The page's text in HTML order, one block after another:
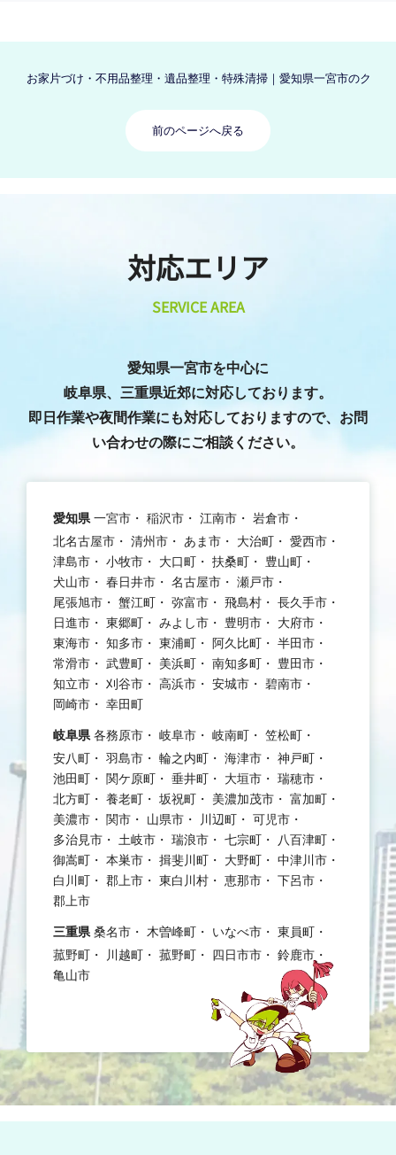
お家片づけ・不用品整理・遺品整理・特殊清掃｜愛知県一宮市のクリ
前のページへ戻る
対応エリア
SERVICE AREA
愛知県一宮市を中心に
岐阜県、三重県近郊に対応しております。
即日作業や夜間作業にも対応しておりますので、お問
い合わせの際にご相談ください。
愛知県 一宮市 稲沢市 江南市
岩倉市
北名古屋市
清州市 あま市 大治町
愛西市
津島市
小牧市 大口町 扶桑町
豊山町
犬山市
春日井市 名古屋市
瀬戸市
尾張旭市
蟹江町 弥富市 飛島村
長久手市
日進市
東郷町 みよし市 豊明市
大府市
東海市
知多市 東浦町 阿久比町
半田市
常滑市
武豊町 美浜町 南知多町
豊田市
知立市
刈谷市 高浜市 安城市
碧南市
岡崎市
幸田町
岐阜県 各務原市 岐阜市 岐南町
笠松町
安八町
羽島市 輪之内町 海津市
神戸町
池田町
関ケ原町 垂井町 大垣市
瑞穂市
北方町
養老町 坂祝町 美濃加茂市
富加町
美濃市
関市 山県市 川辺町
可児市
多治見市
土岐市 瑞浪市 七宗町
八百津町
御嵩町
本巣市 揖斐川町 大野町
中津川市
白川町
郡上市 東白川村 恵那市
下呂市
郡上市
三重県 桑名市 木曽峰町 いなべ市
東員町
菰野町
川越町 菰野町 四日市市
鈴鹿市
亀山市